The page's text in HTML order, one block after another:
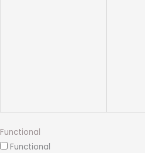
Functional
Functional